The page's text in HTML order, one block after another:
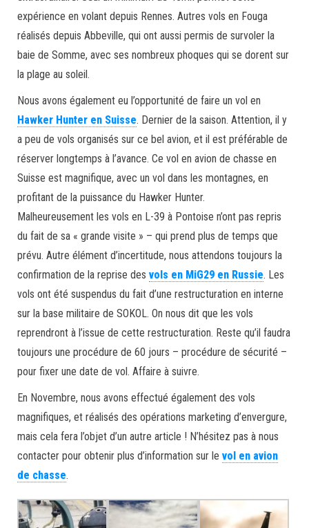
expérience en volant depuis Rennes. Autres vols en Fouga
réalisés depuis Abbeville, qui ont aussi permis de survoler la
baie de Somme, avec ses nombreux phoques qui se dorent sur
la plage au soleil.
Nous avons également eu l’opportunité de faire un vol en
Hawker Hunter en Suisse. Dernier de la saison. Attention, il y
a peu de vols organisés sur ce bel avion, et il est préférable de
réserver longtemps à l’avance. Ce vol en avion de chasse en
Suisse est magnifique, avec un vol dans les montagnes, en
profitant de la puissance du Hawker Hunter.
Malheureusement les vols en L-39 à Pontoise n’ont pas repris
du fait de sa « grande visite » – qui prend plus de temps que
prévu. Autre élément d’incertitude, nous attendons toujours la
confirmation de la reprise des vols en MiG29 en Russie. Les
vols ont été suspendus du fait d’une restructuration en interne
sur la base militaire de SOKOL. On nous dit que les vols
reprendront à l’issue de cette restructuration. Reste qu’il faudra
toujours une procédure de 60 jours – procédure de sécurité –
pour fixer une date de vol. Affaire à suivre.
En Novembre, nous avons effectué également des vols
magnifiques, et réalisés des opérations marketing d’envergure,
mais cela fera l’objet d’un autre article ! N’hésitez pas à nous
contacter pour obtenir plus d’information sur le vol en avion
de chasse.